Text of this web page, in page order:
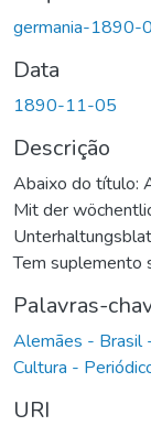
germania-1890-
Data
1890-11-05
Descrição
Abaixo do título:
Mit der
Tem suplemento
Palavras-
Alemães - Brasil
Cultura -
URI